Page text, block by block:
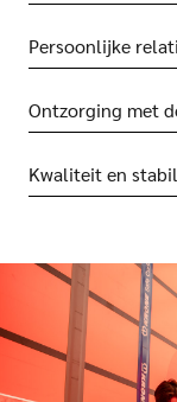
Persoonlijke
Ontzorging met
Kwaliteit en